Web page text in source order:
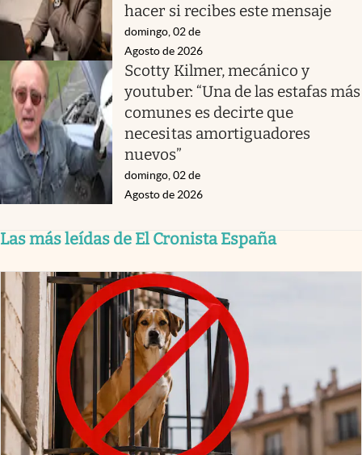
hacer si recibes este mensaje
domingo, 02 de
Agosto de 2026
Scotty Kilmer, mecánico y
youtuber: “Una de las estafas más
comunes es decirte que
necesitas amortiguadores
nuevos”
domingo, 02 de
Agosto de 2026
Las más leídas de El Cronista España